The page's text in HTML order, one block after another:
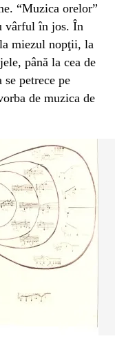
“Muzica orelor”
vârful în jos. În
miezul nopţii, la
până la cea de
petrece pe
de muzica de